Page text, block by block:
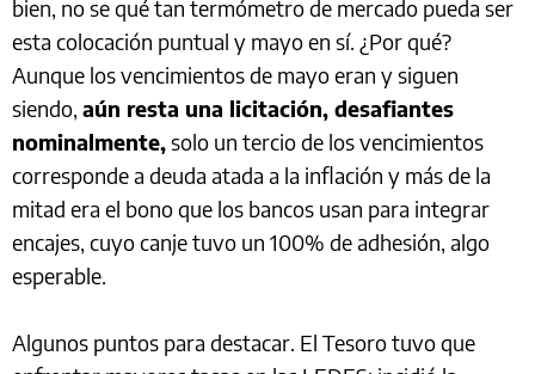
bien, no se qué tan termómetro de mercado pueda ser
esta colocación puntual y mayo en sí. ¿Por qué?
Aunque los vencimientos de mayo eran y siguen
siendo, aún resta una licitación, desafiantes
nominalmente,solo un tercio de los vencimientos
corresponde a deuda atada a la inflación y más de la
mitad era el bono que los bancos usan para integrar
encajes, cuyo canje tuvo un 100% de adhesión, algo
esperable.
Algunos puntos para destacar. El Tesoro tuvo que